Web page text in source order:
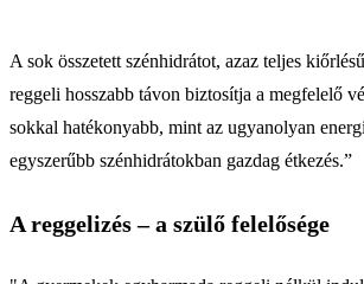
A sok összetett szénhidrátot, azaz teljes
reggeli hosszabb távon biztosítja a megfelelő
sokkal hatékonyabb, mint az ugyanolyan
egyszerűbb szénhidrátokban gazdag étkezés.”
A reggelizés – a szülő felelősége